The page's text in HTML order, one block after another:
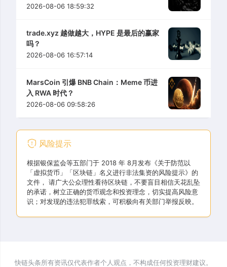
2026-08-06 18:59:32
trade.xyz 越做越大，HYPE 是最后的赢家
吗？
2026-08-06 16:57:14
MarsCoin 引爆 BNB Chain：Meme 币进
入 RWA 时代？
2026-08-06 09:58:26
风险提示
根据银保监会等五部门于 2018 年 8月发布《关于防范以
「虚拟货币」「区块链」名义进行非法集资的风险提示》的
文件， 请广大公众理性看待区块链，不要盲目相信天花乱坠
的承诺，树立正确的货币观念和投资理念，切实提高风险意
识；对发现的违法犯罪线索，可积极向有关部门举报反映。
快链头条所有资讯仅代表作者个人观点，不构成任何投资理财建议。